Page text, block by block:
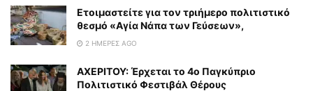
Eτοιμαστείτε για τον τριήμερο πολιτιστικό
θεσμό «Αγία Νάπα των Γεύσεων»,
2 ΗΜΈΡΕΣ AGO
ΑΧΕΡΙΤΟΥ: Έρχεται το 4ο Παγκύπριο
Πολιτιστικό Φεστιβάλ Θέρους